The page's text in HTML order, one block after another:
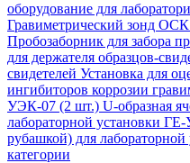
оборудование для
Гравиметрический зонд ОСК
Пробозаборник для забора
для держателя образцов-
свидетелей Установка для
ингибиторов коррозии
УЭК-07 (2 шт.) U-образная
лабораторной установки
рубашкой) для
категории